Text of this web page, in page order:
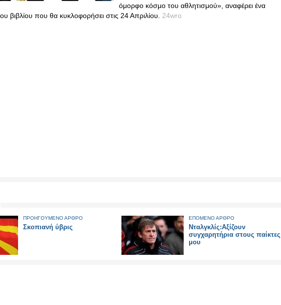
όμορφο κόσμο του αθλητισμού», αναφέρει ένα
βιβλίου που θα κυκλοφορήσει στις 24 Απριλίου. 24wro
ΠΡΟΗΓΟΥΜΕΝΟ ΑΡΘΡΟ
Σκοπιανή ύβρις
ΕΠΟΜΕΝΟ ΑΡΘΡΟ
Νταλγκλίς:Αξίζουν
συγχαρητήρια στους παίκτες
μου